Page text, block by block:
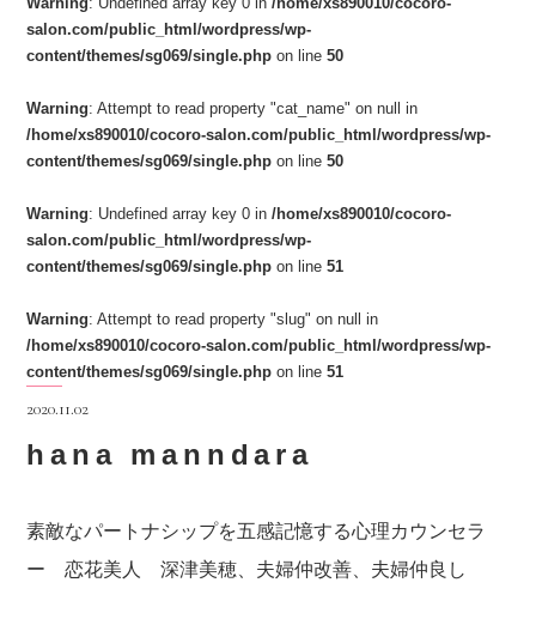
salon.com/public_html/wordpress/wp-
content/themes/sg069/single.php on line50
Warning: Attempt to read property "cat_name" on null in
/home/xs890010/cocoro-salon.com/public_html/wordpress/wp-
content/themes/sg069/single.php on line50
Warning: Undefined array key 0 in/home/xs890010/cocoro-
salon.com/public_html/wordpress/wp-
content/themes/sg069/single.php on line51
Warning: Attempt to read property "slug" on null in
/home/xs890010/cocoro-salon.com/public_html/wordpress/wp-
content/themes/sg069/single.php on line51
2020.11.02
hana manndara
素敵なパートナシップを五感記憶する心理カウンセラ
ー 恋花美人 深津美穂、夫婦仲改善、夫婦仲良し